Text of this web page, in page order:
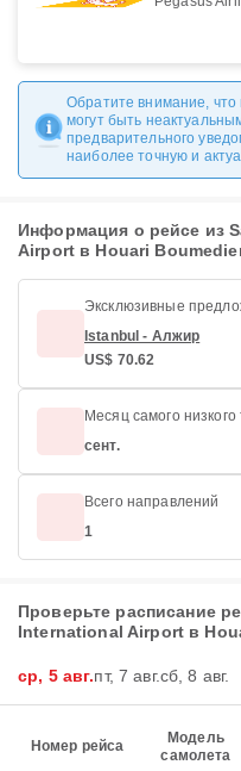
Обратите внимание,
могут быть
предварительного
наиболее точную и
Информация о рейсе из
Airport в Houari
Эксклюзивные
Istanbul - Алжир
US$ 70.62
Месяц самого
сент.
Всего направлений
1
Проверьте расписание
International Airport в
ср, 5 авг.пт, 7 авг.сб, 8 авг.
Номер рейса
Модель
самолета